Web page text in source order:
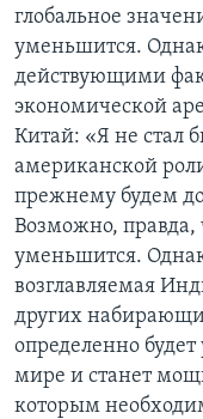
глобальное
уменьшится.
действующими
экономической
Китай: «Я не стал
американской
прежнему будем
Возможно, правда,
уменьшится.
возглавляемая
других
определенно
мире и станет
которым